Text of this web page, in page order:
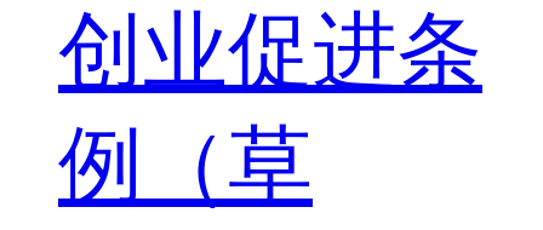
创业促进条
例（草